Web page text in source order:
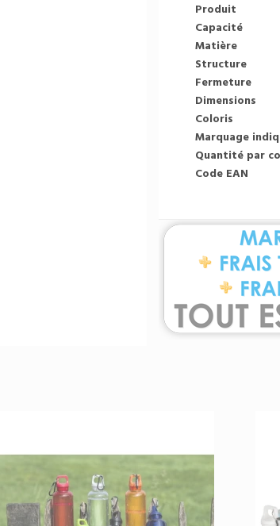
Produit
Capacité
Matière
Structure
Fermeture
Dimensions
Coloris
Marquage
Quantité par
Code EAN